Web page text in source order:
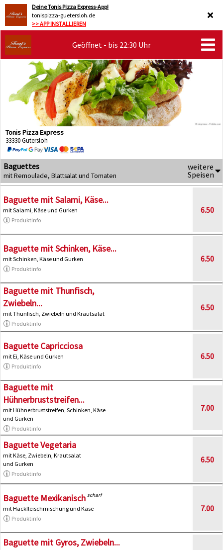
Deine Tonis Pizza Express-App!
tonispizza-guetersloh.de
>> APP INSTALLIEREN
Geöffnet - bis 22:30 Uhr
Tonis Pizza Express
33330 Gütersloh
Baguettes
mit Remoulade, Blattsalat und Tomaten
weitere
Speisen
Baguette mit Salami, Käse...
mit Salami, Käse und Gurken
Produktinfo
6.50
Baguette mit Schinken, Käse...
mit Schinken, Käse und Gurken
Produktinfo
6.50
Baguette mit Thunfisch,
Zwiebeln...
mit Thunfisch, Zwiebeln und Krautsalat
Produktinfo
6.50
Baguette Capricciosa
mit Ei, Käse und Gurken
Produktinfo
6.50
Baguette mit
Hühnerbruststreifen...
mit Hühnerbruststreifen, Schinken, Käse
und Gurken
Produktinfo
7.00
Baguette Vegetaria
mit Käse, Zwiebeln, Krautsalat
und Gurken
Produktinfo
6.50
Baguette Mexikanisch scharf
mit Hackfleischmischung und Käse
Produktinfo
7.00
Baguette mit Gyros, Zwiebeln...